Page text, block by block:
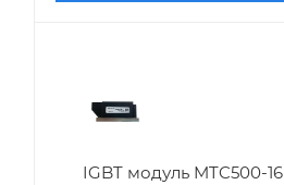
IGBT модуль MTC500-16